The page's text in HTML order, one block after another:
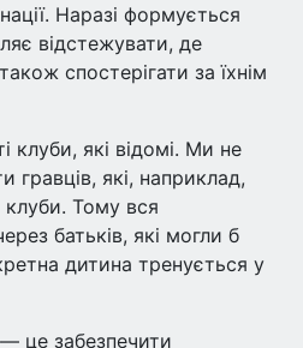
Наразі формується
відстежувати, де
спостерігати за їхнім
клуби, які відомі. Ми не
які, наприклад,
клуби. Тому вся
батьків, які могли б
дитина тренується у
це забезпечити